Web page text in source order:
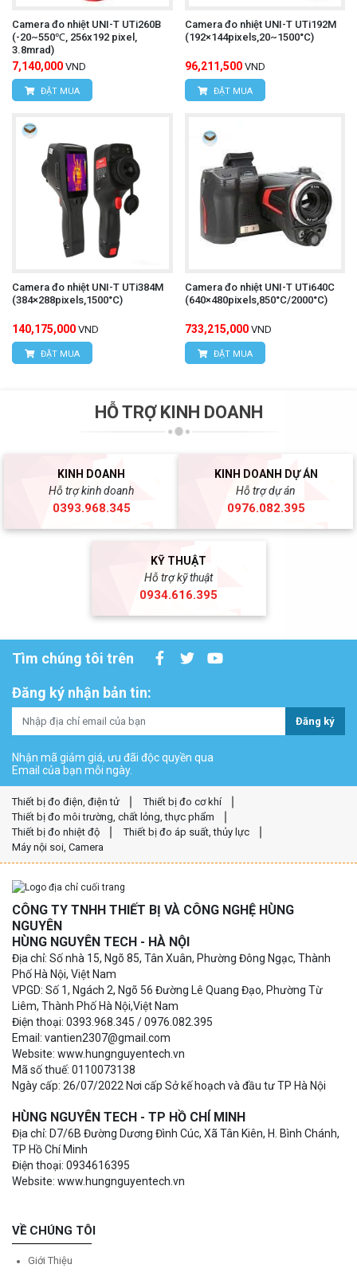
Camera đo nhiệt UNI-T UTi260B
(-20~550℃, 256x192 pixel,
3.8mrad)
7,140,000 VND
ĐẶT MUA
Camera đo nhiệt UNI-T UTi192M
(192×144pixels,20~1500°C)
96,211,500 VND
ĐẶT MUA
Camera đo nhiệt UNI-T UTi384M
(384×288pixels,1500°C)
140,175,000 VND
ĐẶT MUA
Camera đo nhiệt UNI-T UTi640C
(640×480pixels,850°C/2000°C)
733,215,000 VND
ĐẶT MUA
HỖ TRỢ KINH DOANH
KINH DOANH
Hỗ trợ kinh doanh
0393.968.345
KINH DOANH DỰ ÁN
Hỗ trợ dự án
0976.082.395
KỸ THUẬT
Hỗ trợ kỹ thuật
0934.616.395
Tìm chúng tôi trên
Đăng ký nhận bản tin:
Đăng ký
Nhận mã giảm giá, ưu đãi độc quyền qua
Email của bạn mỗi ngày.
Thiết bị đo điện, điện tử
Thiết bị đo cơ khí
Thiết bị đo môi trường, chất lỏng, thực phẩm
Thiết bị đo nhiệt độ
Thiết bị đo áp suất, thủy lực
Máy nội soi, Camera
CÔNG TY TNHH THIẾT BỊ VÀ CÔNG NGHỆ HÙNG
NGUYÊN
HÙNG NGUYÊN TECH - HÀ NỘI
Địa chỉ: Số nhà 15, Ngõ 85, Tân Xuân, Phường Đông Ngạc, Thành
Phố Hà Nội, Việt Nam
VPGD: Số 1, Ngách 2, Ngõ 56 Đường Lê Quang Đạo, Phường Từ
Liêm, Thành Phố Hà Nội,Việt Nam
Điện thoại: 0393.968.345 / 0976.082.395
Email: vantien2307@gmail.com
Website: www.hungnguyentech.vn
Mã số thuế: 0110073138
Ngày cấp: 26/07/2022 Nơi cấp Sở kế hoạch và đầu tư TP Hà Nội
HÙNG NGUYÊN TECH - TP HỒ CHÍ MINH
Địa chỉ: D7/6B Đường Dương Đình Cúc, Xã Tân Kiên, H. Bình Chánh,
TP Hồ Chí Minh
Điện thoại: 0934616395
Website: www.hungnguyentech.vn
VỀ CHÚNG TÔI
Giới Thiệu